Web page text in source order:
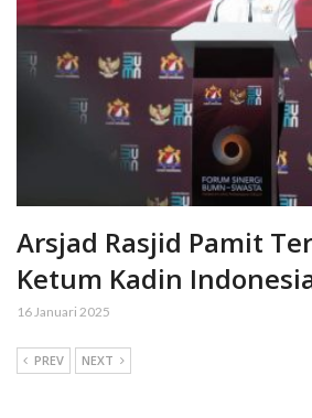
Arsjad Rasjid Pamit
Ketum Kadin
16 Januari 2025
PREV NEXT